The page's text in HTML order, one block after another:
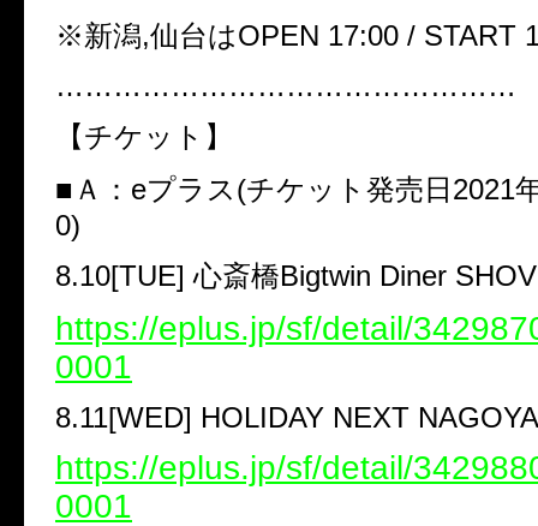
※新潟,仙台はOPEN 17:00 / START
…………………………………………
【チケット】
■ Ａ： eプラス(チケット発売日 2021
0)
8.10[TUE]心斎橋Bigtwin Diner
https://eplus.jp/sf/detail/
0001
8.11[WED] HOLIDAY NEXT NAGOYA
https://eplus.jp/sf/detail/
0001